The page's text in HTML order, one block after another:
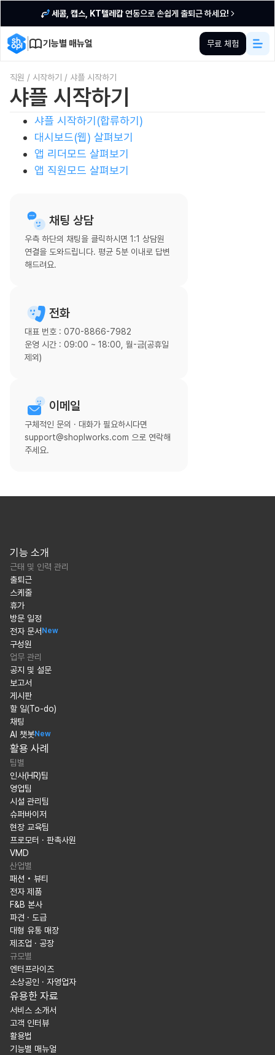
세콤, 캡스, KT텔레캅연동으로 손쉽게 출퇴근 하세요!
기능별 매뉴얼 무료 체험
직원 / 시작하기 / 샤플 시작하기
샤플 시작하기
샤플 시작하기(합류하기)
대시보드(웹) 살펴보기
앱 리더모드 살펴보기
앱 직원모드 살펴보기
채팅 상담
우측 하단의 채팅을 클릭하시면 1:1 상담원
연결을 도와드립니다. 평균 5분 이내로 답변
해드려요.
전화
대표 번호 : 070-8866-7982
운영 시간 : 09:00 ~ 18:00, 월-금(공휴일
제외)
이메일
구체적인 문의 · 대화가 필요하시다면
support@shoplworks.com 으로 연락해
주세요.
기능 소개
근태 및 인력 관리
출퇴근
스케줄
휴가
방문 일정
전자 문서 New
구성원
업무 관리
공지 및 설문
보고서
게시판
할 일(To-do)
채팅
AI 챗봇New
활용 사례
팀별
인사(HR)팀
영업팀
시설 관리팀
슈퍼바이저
현장 교육팀
프로모터 · 판촉사원
VMD
산업별
패션 • 뷰티
전자 제품
F&B 본사
파견 · 도급
대형 유통 매장
제조업 · 공장
규모별
엔터프라이즈
소상공인 · 자영업자
유용한 자료
서비스 소개서
고객 인터뷰
활용법
기능별 매뉴얼